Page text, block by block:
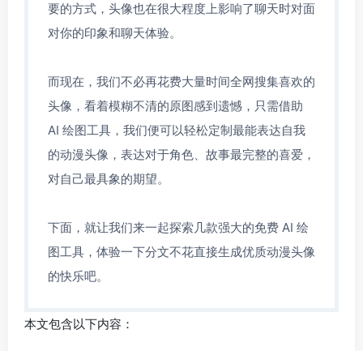
要的方式，头像也在很大程度上影响了聊天时对面
对你的印象和聊天体验。
而现在，我们不必再花费大量时间全网搜集喜欢的
头像，看着模糊不清的原图感到遗憾，只需借助
AI 绘图工具，我们便可以轻松定制最能表达自我
的动漫头像，表达对于角色、故事最完整的喜爱，
对自己最具象的期望。
下面，就让我们来一起探索几款强大的免费 AI 绘
图工具，体验一下分文不花直接生成优质动漫头像
的快乐吧。
本文包含以下内容：